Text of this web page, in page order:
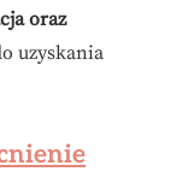
oraz
uzyskania